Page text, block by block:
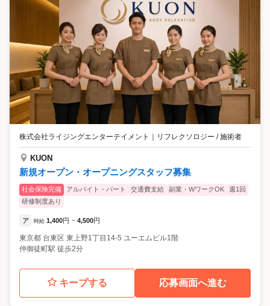
株式会社ライジングエンターテイメント リフレクソロジー / 施術者
KUON
新規オープン・オープニングスタッフ募集
社会保険完備 アルバイト・パート 交通費支給 副業・WワークOK
週1回
研修制度あり
ア 時給 1,400円 ~ 4,500円
東京都 台東区 東上野1丁目14-5 ユーエムビル1階
仲御徒町駅 徒歩2分
キープする 応募画面へ進む